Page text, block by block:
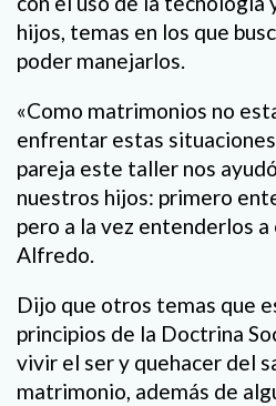
hijos, temas en los que
poder manejarlos.
«Como matrimonios no
enfrentar estas
pareja este taller nos
nuestros hijos: primero
pero a la vez entenderlos a
Alfredo.
Dijo que otros temas que
principios de la Doctrina
vivir el ser y quehacer del
matrimonio, además de